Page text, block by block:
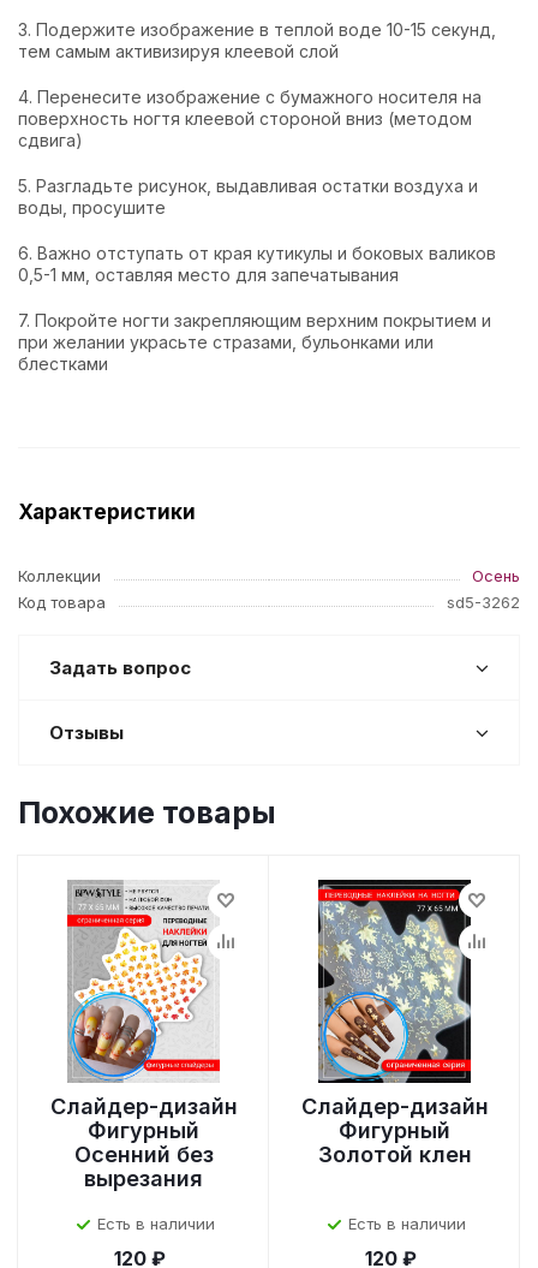
3. Подержите изображение в теплой воде 10-15 секунд,
тем самым активизируя клеевой слой
4. Перенесите изображение с бумажного носителя на
поверхность ногтя клеевой стороной вниз (методом
сдвига)
5. Разгладьте рисунок, выдавливая остатки воздуха и
воды, просушите
6. Важно отступать от края кутикулы и боковых валиков
0,5-1 мм, оставляя место для запечатывания
7. Покройте ногти закрепляющим верхним покрытием и
при желании украсьте стразами, бульонками или
блестками
Характеристики
Коллекции
Осень
Код товара
sd5-3262
Задать вопрос
Отзывы
Похожие товары
Слайдер-дизайн
Фигурный
Осенний без
вырезания
Есть в наличии
120 ₽
Слайдер-дизайн
Фигурный
Золотой клен
Есть в наличии
120 ₽